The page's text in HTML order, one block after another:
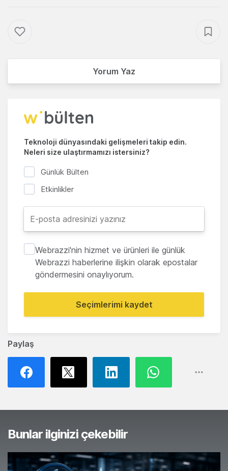
Paylaş
Yorum Yaz
Teknoloji dünyasındaki gelişmeleri takip edin.
Neleri size ulaştırmamızı istersiniz?
Günlük Bülten
Etkinlikler
Webrazzi'nin hizmet ve ürünleri ile günlük
Webrazzi haberlerine ilişkin olarak epostalar
göndermesini onaylıyorum.
Seçimlerimi kaydet
Bunlar ilginizi çekebilir